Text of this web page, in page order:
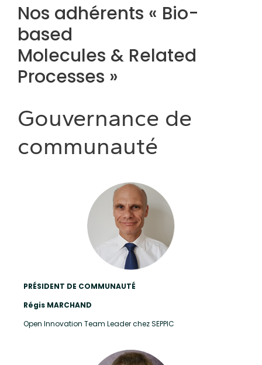
Nos adhérents « Bio-
based
Molecules & Related
Processes »
Gouvernance de
communauté
PRÉSIDENT DE COMMUNAUTÉ
Régis MARCHAND
Open Innovation Team Leader chez SEPPIC